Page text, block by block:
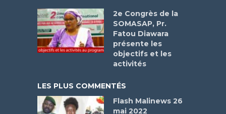
2e Congrès de la
SOMASAP, Pr.
Fatou Diawara
présente les
objectifs et les
activités
LES PLUS COMMENTÉS
Flash Malinews 26
mai 2022